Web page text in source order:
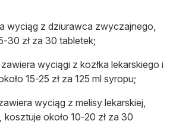
wyciąg z dziurawca zwyczajnego,
30 zł za 30 tabletek;
wyciągi z kozłka lekarskiego i
15-25 zł za 125 ml syropu;
wyciąg z melisy lekarskiej,
około 10-20 zł za 30